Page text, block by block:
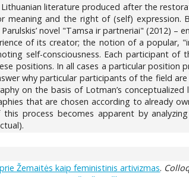
literature produced after the
and the right of (self) expression.
novel "Tamsa ir partneriai" (2012)
of its creator; the notion of a
self-consciousness. Each participant
positions. In all cases a particular position
why particular participants of the field
on the basis of Lotman’s
that are chosen according to already
process becomes apparent by
Žemaitės kaip feministinis artivizmas.